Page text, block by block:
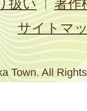
扱い
著作
サイトマ
Town. All